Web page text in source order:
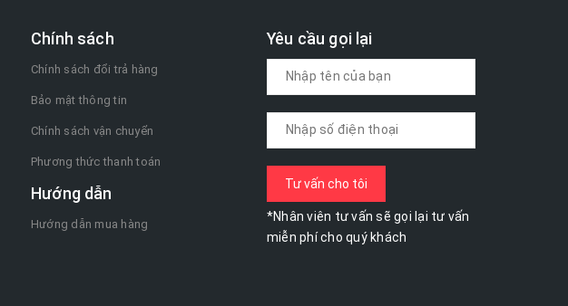
Chính sách
Chính sách đổi trả hàng
Bảo mật thông tin
Chính sách vận chuyển
Phương thức thanh toán
Hướng dẫn
Hướng dẫn mua hàng
Yêu cầu gọi lại
*Nhân viên tư vấn sẽ gọi lại tư vấn
miễn phí cho quý khách